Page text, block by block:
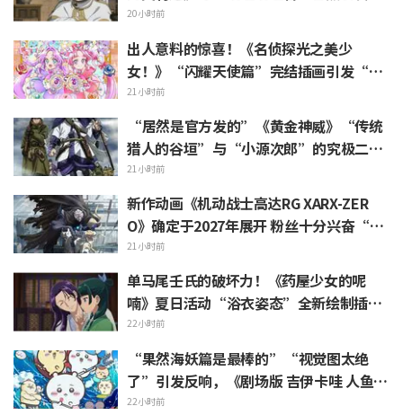
“头发像是裹着浴巾”热议
20小时前
出人意料的惊喜！《名侦探光之美少
女！》“闪耀天使篇”完结插画引发“心
里一阵紧揪”“感受到了制作组的爱”等
热烈反响
21小时前
“居然是官方发的”《黄金神威》“传统
猎人的谷垣”与“小源次郎”的究极二选
一 引发“两个都喜欢”的声浪涌现
21小时前
新作动画《机动战士高达RG XARX-ZER
O》确定于2027年展开 粉丝十分兴奋“斗
篷加上野兽般的胳膊！！”“主角机相当
帅气”
21小时前
单马尾壬氏的破坏力！《药屋少女的呢
喃》夏日活动“浴衣姿态”全新绘制插画
引发“心脏真的遭不住了”“建议留作壁
画”的反响
22小时前
“果然海妖篇是最棒的”“视觉图太绝
了”引发反响，《剧场版 吉伊卡哇 人鱼岛
的秘密》今日7月24日上映
22小时前